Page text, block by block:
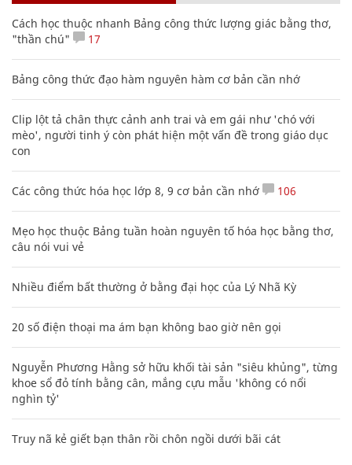
Cách học thuộc nhanh Bảng công thức lượng giác bằng thơ,
"thần chú"
17
Bảng công thức đạo hàm nguyên hàm cơ bản cần nhớ
Clip lột tả chân thực cảnh anh trai và em gái như 'chó với
mèo', người tinh ý còn phát hiện một vấn đề trong giáo dục
con
Các công thức hóa học lớp 8, 9 cơ bản cần nhớ 106
Mẹo học thuộc Bảng tuần hoàn nguyên tố hóa học bằng thơ,
câu nói vui vẻ
Nhiều điểm bất thường ở bằng đại học của Lý Nhã Kỳ
20 số điện thoại ma ám bạn không bao giờ nên gọi
Nguyễn Phương Hằng sở hữu khối tài sản "siêu khủng", từng
khoe sổ đỏ tính bằng cân, mắng cựu mẫu 'không có nổi
nghìn tỷ'
Truy nã kẻ giết bạn thân rồi chôn ngồi dưới bãi cát